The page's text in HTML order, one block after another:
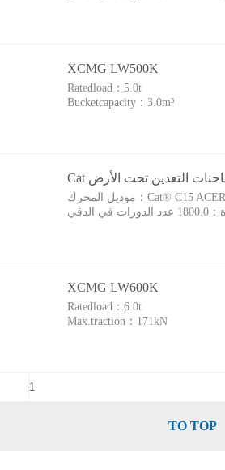
XCMG LW500K
Ratedload： 5.0t
Bucketcapacity：3.0m³
موديل المحرك：Cat® C15
： 1800.0 عدد الدورات في الدقي
XCMG LW600K
Ratedload：6.0t
Max.traction： 171kN
TO TOP